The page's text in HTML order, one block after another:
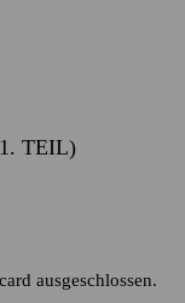
TEIL)
ausgeschlossen.